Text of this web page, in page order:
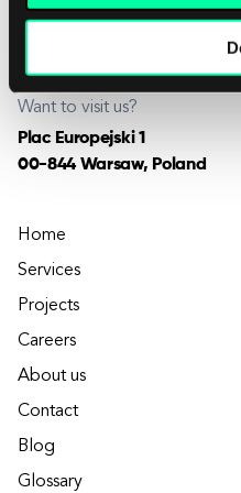
Want to join us?
Want to visit us?
Plac Europejski 1
00-844 Warsaw, Poland
Home
Services
Projects
Careers
About us
Contact
Blog
Glossary